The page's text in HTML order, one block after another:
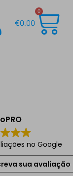
€0.00
0
no Google
sua avaliação